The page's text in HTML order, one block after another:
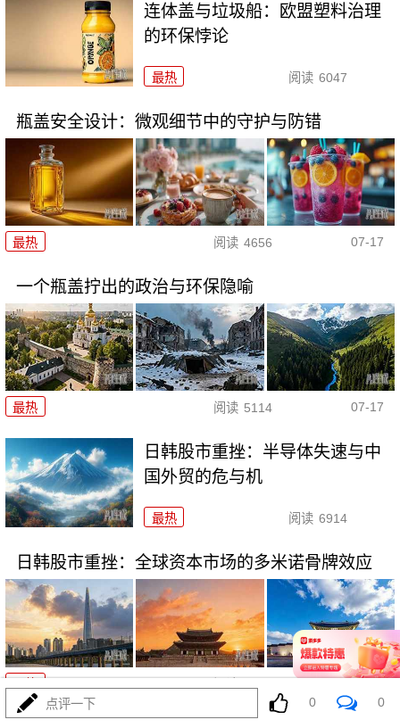
连体盖与垃圾船：欧盟塑料治理
的环保悖论
最热 阅读 6047
瓶盖安全设计：微观细节中的守护与防错
最热 阅读 4656 07-17
一个瓶盖拧出的政治与环保隐喻
最热 阅读 5114 07-17
日韩股市重挫：半导体失速与中
国外贸的危与机
最热 阅读 6914
日韩股市重挫：全球资本市场的多米诺骨牌效应
07-16
点评一下 0 0